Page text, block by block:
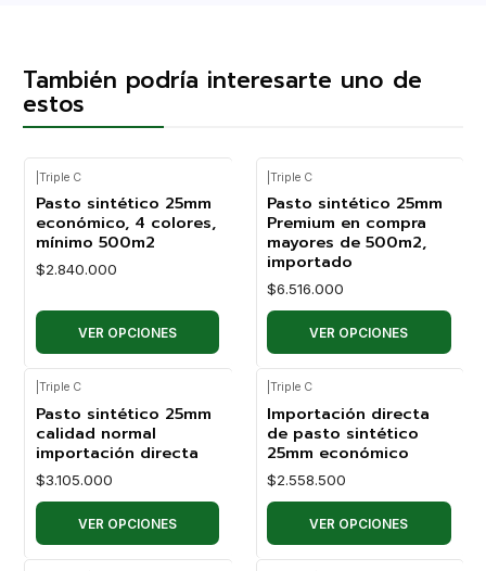
También podría interesarte uno de
estos
Triple C
Pasto sintético 25mm
económico, 4 colores,
mínimo 500m2
$2.840.000
VER OPCIONES
Triple C
Pasto sintético 25mm
Premium en compra
mayores de 500m2,
importado
$6.516.000
VER OPCIONES
Triple C
Pasto sintético 25mm
calidad normal
importación directa
$3.105.000
VER OPCIONES
Triple C
Importación directa
de pasto sintético
25mm económico
$2.558.500
VER OPCIONES